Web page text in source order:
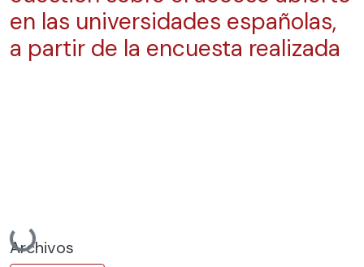
en las universidades españolas,
a partir de la encuesta realizada
Cargando...
Archivos